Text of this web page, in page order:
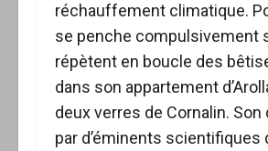
réchauffement climatique.
se penche compulsivement
répètent en boucle des
dans son appartement
deux verres de Cornalin.
par d’éminents scientifiques